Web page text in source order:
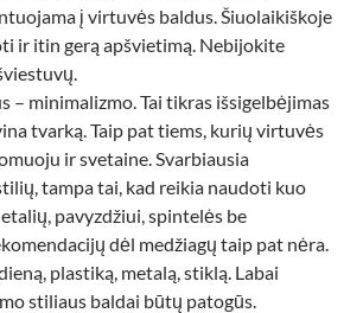
į virtuvės baldus. Šiuolaikiškoje
ir itin gerą apšvietimą. Nebijokite
– minimalizmo. Tai tikras išsigelbėjimas
tvarką. Taip pat tiems, kurių virtuvės
ir svetaine. Svarbiausia
tampa tai, kad reikia naudoti kuo
pavyzdžiui, spintelės be
dėl medžiagų taip pat nėra.
plastiką, metalą, stiklą. Labai
stiliaus baldai būtų patogūs.